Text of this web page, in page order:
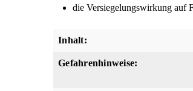
die Versiegelungswirkung auf
Inhalt:
Gefahrenhinweise: